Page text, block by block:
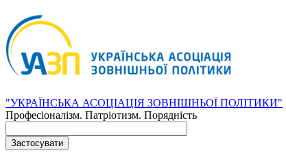
"УКРАЇНСЬКА АСОЦІАЦІЯ ЗОВНІШНЬОЇ ПОЛІТИКИ"
Професіоналізм. Патріотизм. Порядність